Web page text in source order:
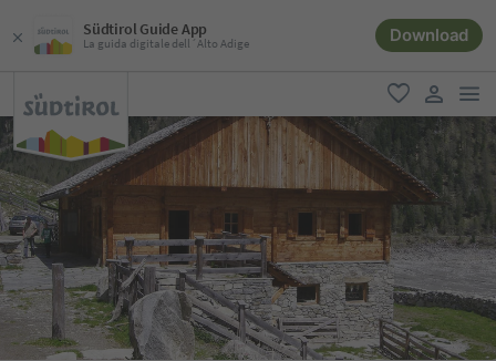
Südtirol Guide App
La guida digitale dell´Alto Adige Download
favoriti
user link